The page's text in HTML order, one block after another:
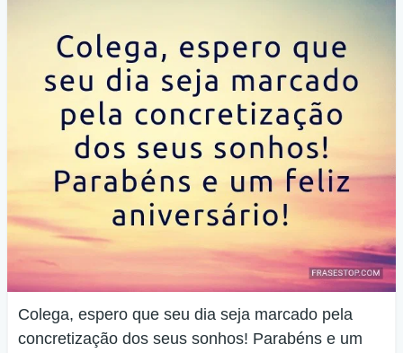
Colega, espero que seu dia seja marcado pela
concretização dos seus sonhos! Parabéns e um